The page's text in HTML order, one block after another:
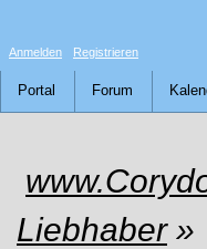
Anmelden Registrieren
Portal Forum
Liebhaber»